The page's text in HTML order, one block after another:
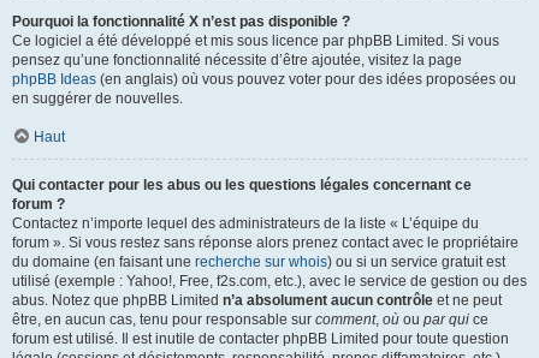
Pourquoi la fonctionnalité X n’est pas disponible ?
Ce logiciel a été développé et mis sous licence par phpBB Limited. Si vous
pensez qu’une fonctionnalité nécessite d’être ajoutée, visitez la page
phpBB Ideas (en anglais) où vous pouvez voter pour des idées proposées ou
en suggérer de nouvelles.
Haut
Qui contacter pour les abus ou les questions légales concernant ce
forum ?
Contactez n’importe lequel des administrateurs de la liste « L’équipe du
forum ». Si vous restez sans réponse alors prenez contact avec le propriétaire
du domaine (en faisant une recherche sur whois) ou si un service gratuit est
utilisé (exemple : Yahoo!, Free, f2s.com, etc.), avec le service de gestion ou des
abus. Notez que phpBB Limited n’a absolument aucun contrôle et ne peut
être, en aucun cas, tenu pour responsable sur comment, où ou par qui ce
forum est utilisé. Il est inutile de contacter phpBB Limited pour toute question